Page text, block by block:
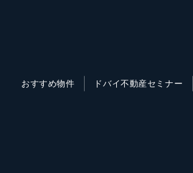
おすすめ物件 ドバイ不動産セミナー